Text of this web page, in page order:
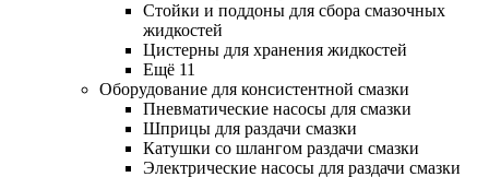
Стойки и поддоны для сбора смазочных
жидкостей
Цистерны для хранения жидкостей
Ещё 11
Оборудование для консистентной смазки
Пневматические насосы для смазки
Шприцы для раздачи смазки
Катушки со шлангом раздачи смазки
Электрические насосы для раздачи смазки